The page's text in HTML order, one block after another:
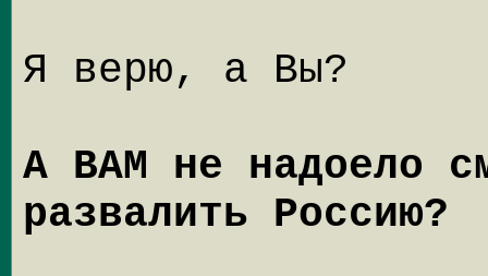
Я верю, а Вы?
А ВАМ не надоело
развалить Россию?